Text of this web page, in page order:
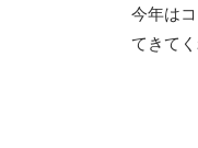
今年は
てきて